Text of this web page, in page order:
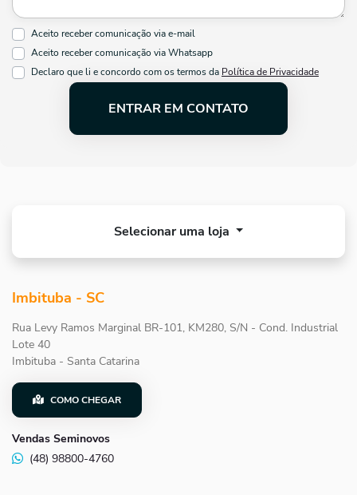
Aceito receber comunicação via e-mail
Aceito receber comunicação via Whatsapp
Declaro que li e concordo com os termos da Política de Privacidade
ENTRAR EM CONTATO
Selecionar uma loja
Imbituba - SC
Rua Levy Ramos Marginal BR-101, KM280, S/N - Cond. Industrial
Lote 40
Imbituba - Santa Catarina
COMO CHEGAR
Vendas Seminovos
(48) 98800-4760